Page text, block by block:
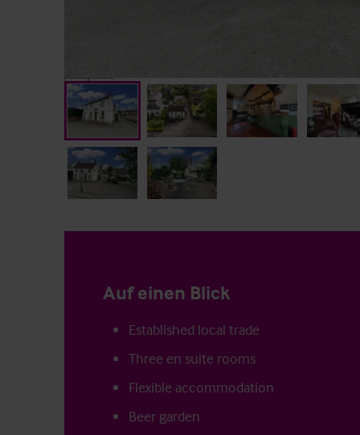
Auf einen Blick
Established local trade
Three en suite rooms
Flexible accommodation
Beer garden